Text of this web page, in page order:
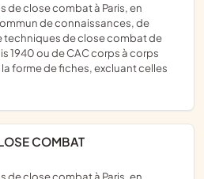
de connaissances, de
de close combat de
1940 ou de CAC corps à corps
forme de fiches, excluant celles
COMBAT